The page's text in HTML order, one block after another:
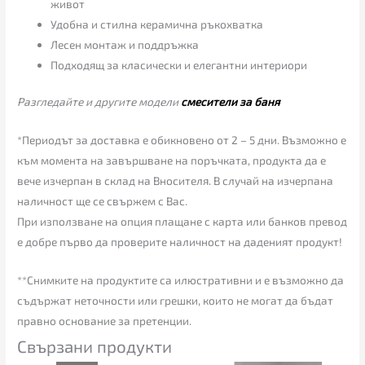
живот
Удобна и стилна керамична ръкохватка
Лесен монтаж и поддръжка
Подходящ за класически и елегантни интериори
Разгледайте и другите моделисмесители за баня
*Периодът за доставка е обикновено от 2 – 5 дни. Възможно е
към момента на завършване на поръчката, продукта да е
вече изчерпан в склад на Вносителя. В случай на изчерпана
наличност ще се свържем с Вас.
При използване на опция плащане с карта или банков превод
е добре първо да проверите наличност на даденият продукт!
**Снимките на продуктите са илюстративни и е възможно да
съдържат неточности или грешки, които не могат да бъдат
правно основание за претенции.
Свързани продукти